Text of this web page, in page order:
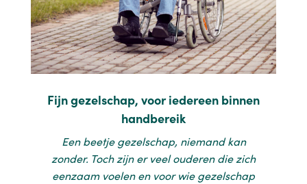
Fijn gezelschap, voor iedereen binnen
handbereik
Een beetje gezelschap, niemand kan
zonder. Toch zijn er veel ouderen die zich
eenzaam voelen en voor wie gezelschap